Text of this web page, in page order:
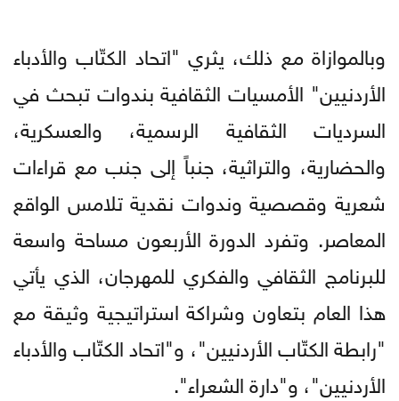
وبالموازاة مع ذلك، يثري "اتحاد الكتّاب والأدباء
الأردنيين" الأمسيات الثقافية بندوات تبحث في
السرديات الثقافية الرسمية، والعسكرية،
والحضارية، والتراثية، جنباً إلى جنب مع قراءات
شعرية وقصصية وندوات نقدية تلامس الواقع
المعاصر. وتفرد الدورة الأربعون مساحة واسعة
للبرنامج الثقافي والفكري للمهرجان، الذي يأتي
هذا العام بتعاون وشراكة استراتيجية وثيقة مع
"رابطة الكتّاب الأردنيين"، و"اتحاد الكتّاب والأدباء
الأردنيين"، و"دارة الشعراء".